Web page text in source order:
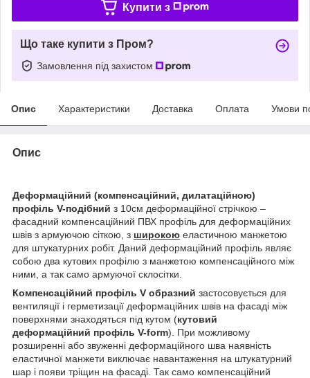
Купити з
Що таке купити з Пром?
Замовлення під захистом
Опис Характеристики Доставка Оплата Умови
Опис
Деформаційний (компенсаційний, дилатаційною)
профіль V-подібний з 10см деформаційної стрічкою –
фасадний компенсаційний ПВХ профіль для деформаційних
швів з армуючою сіткою, з широкою еластичною манжетою
для штукатурних робіт. Даний деформаційний профіль являє
собою два кутових профілю з манжетою компенсаційного між
ними, а так само армуючої склосітки.
Компенсаційний профіль V образний застосовується для
вентиляції і герметизації деформаційних швів на фасаді між
поверхнями знаходяться під кутом (кутовий
деформаційний профіль V-form). При можливому
розширенні або звуженні деформаційного шва наявність
еластичної манжети виключає навантаження на штукатурний
шар і появи тріщин на фасаді. Так само компенсаційний